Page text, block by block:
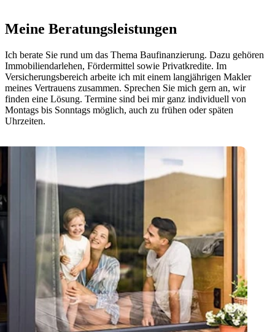
Meine Beratungsleistungen
Ich berate Sie rund um das Thema Baufinanzierung. Dazu gehören
Immobiliendarlehen, Fördermittel sowie Privatkredite. Im
Versicherungsbereich arbeite ich mit einem langjährigen Makler
meines Vertrauens zusammen. Sprechen Sie mich gern an, wir
finden eine Lösung. Termine sind bei mir ganz individuell von
Montags bis Sonntags möglich, auch zu frühen oder späten
Uhrzeiten.